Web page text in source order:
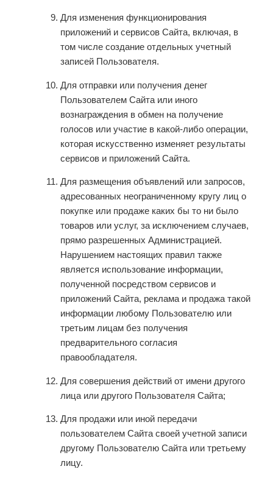
Для изменения функционирования
приложений и сервисов Сайта, включая, в
том числе создание отдельных учетный
записей Пользователя.
Для отправки или получения денег
Пользователем Сайта или иного
вознаграждения в обмен на получение
голосов или участие в какой-либо операции,
которая искусственно изменяет результаты
сервисов и приложений Сайта.
Для размещения объявлений или запросов,
адресованных неограниченному кругу лиц о
покупке или продаже каких бы то ни было
товаров или услуг, за исключением случаев,
прямо разрешенных Администрацией.
Нарушением настоящих правил также
является использование информации,
полученной посредством сервисов и
приложений Сайта, реклама и продажа такой
информации любому Пользователю или
третьим лицам без получения
предварительного согласия
правообладателя.
Для совершения действий от имени другого
лица или другого Пользователя Сайта;
Для продажи или иной передачи
пользователем Сайта своей учетной записи
другому Пользователю Сайта или третьему
лицу.